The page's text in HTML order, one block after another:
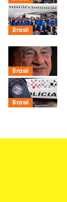
Brasil
Brasil
Brasil